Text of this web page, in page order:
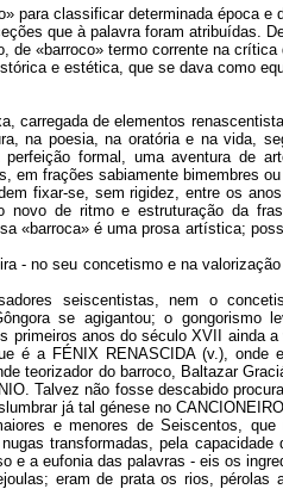
para classificar determinada época e
que à palavra foram atribuídas.
de «barroco» termo corrente na
e estética, que se dava como
carregada de elementos
na poesia, na oratória e na vida,
formal, uma aventura de
em frações sabiamente bimembres
fixar-se, sem rigidez, entre os
novo de ritmo e estruturação da
«barroca» é uma prosa artística;
- no seu concetismo e na
seiscentistas, nem o
se agigantou; o gongorismo
primeiros anos do século XVII ainda
é a FÉNIX RENASCIDA (v.), onde
teorizador do barroco, Baltazar
Talvez não fosse descabido
já tal génese no
e menores de Seiscentos,
transformadas, pela
e a eufonia das palavras - eis os
eram de prata os rios, pérolas